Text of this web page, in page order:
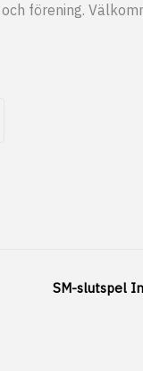
förening.
SM-slutspel